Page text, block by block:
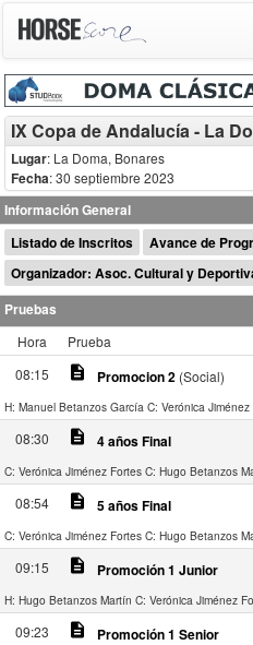
IX Copa de Andalucía - La
Lugar: La Doma, Bonares
Fecha: 30 septiembre 2023
Información General
Listado de Inscritos
Avance de
Organizador: Asoc. Cultural y
Pruebas
Hora
Prueba
08:15
description Promocion 2 (Social)
H: Manuel Betanzos García C: Verónica
08:30 description 4 años Final
C: Verónica Jiménez Fortes C: Hugo Betanzos
08:54 description 5 años Final
C: Verónica Jiménez Fortes C: Hugo Betanzos
09:15 description Promoción 1 Junior
H: Hugo Betanzos Martín C: Verónica Jiménez
09:23 description Promoción 1 Senior